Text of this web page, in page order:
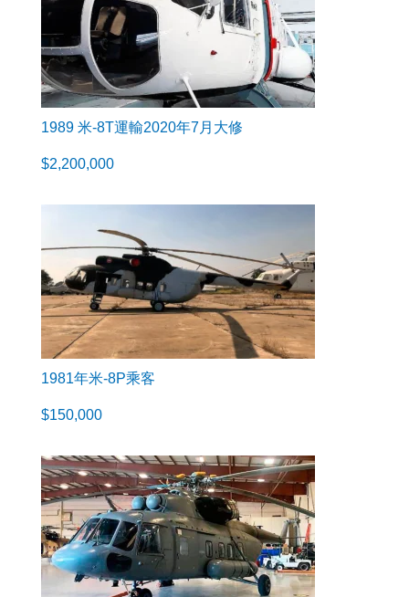
1989 米-8T運輸2020年7月大修
$2,200,000
1981年米-8P乘客
$150,000